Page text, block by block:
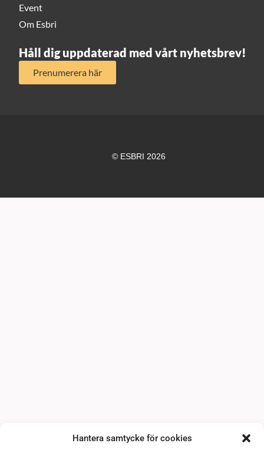
Hantera samtycke för cookies
Event
Om Esbri
Håll dig uppdaterad med vårt nyhetsbrev!
Prenumerera här
© ESBRI 2026